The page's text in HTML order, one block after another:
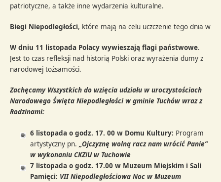
patriotyczne, a także inne wydarzenia kulturalne.
Biegi Niepodległości, które mają na celu uczczenie tego dnia w
W dniu 11 listopada Polacy wywieszają flagi państwowe.
Jest to czas refleksji nad historią Polski oraz wyrażenia dumy z
narodowej tożsamości.
Zachęcamy Wszystkich do wzięcia udziału w uroczystościach
Narodowego Święta Niepodległości w gminie Tuchów wraz z
Rodzinami:
6 listopada o godz. 17. 00 w Domu Kultury: Program
artystyczny pn.
„Ojczyznę wolną racz nam wrócić Panie”
w wykonaniu CKZiU w Tuchowie
7 listopada o godz. 17.00 w Muzeum Miejskim i Sali
Pamięci: VII Niepodległościowa Noc w Muzeum